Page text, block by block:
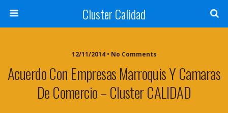
Cluster Calidad
12/11/2014 • No Comments
Acuerdo Con Empresas Marroquis Y Camaras
De Comercio – Cluster CALIDAD